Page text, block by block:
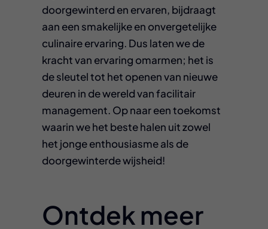
doorgewinterd en ervaren, bijdraagt
aan een smakelijke en onvergetelijke
culinaire ervaring. Dus laten we de
kracht van ervaring omarmen; het is
de sleutel tot het openen van nieuwe
deuren in de wereld van facilitair
management. Op naar een toekomst
waarin we het beste halen uit zowel
het jonge enthousiasme als de
doorgewinterde wijsheid!
Ontdek meer